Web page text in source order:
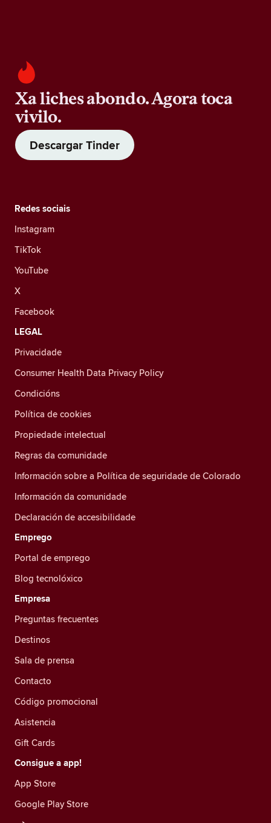
Xa liches abondo. Agora toca
vivilo.
Descargar Tinder
Redes sociais
Instagram
TikTok
YouTube
X
Facebook
LEGAL
Privacidade
Consumer Health Data Privacy Policy
Condicións
Política de cookies
Propiedade intelectual
Regras da comunidade
Información sobre a Política de seguridade de Colorado
Información da comunidade
Declaración de accesibilidade
Emprego
Portal de emprego
Blog tecnolóxico
Empresa
Preguntas frecuentes
Destinos
Sala de prensa
Contacto
Código promocional
Asistencia
Gift Cards
Consigue a app!
App Store
Google Play Store